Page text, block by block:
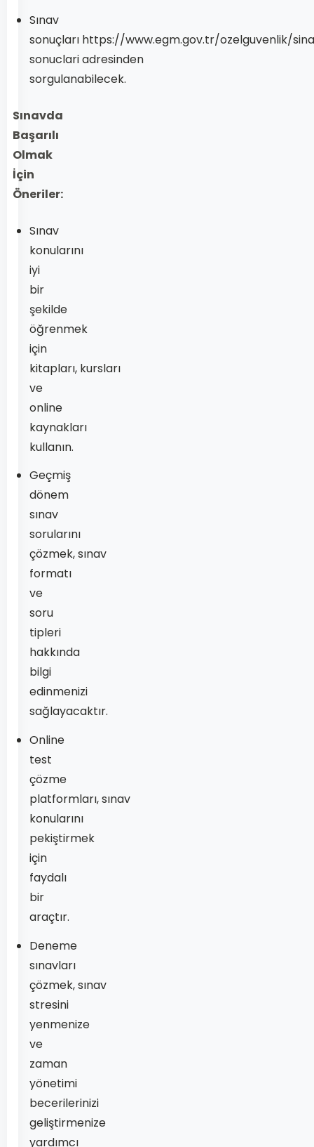
Sınav
sonuçları https://www.egm.gov.tr/ozelguvenlik/
sonuclariadresinden
sorgulanabilecek.
Sınavda
Başarılı
Olmak
İçin
Öneriler:
Sınav
konularını
iyi
bir
şekilde
öğrenmek
için
kitapları, kursları
ve
online
kaynakları
kullanın.
Geçmiş
dönem
sınav
sorularını
çözmek, sınav
formatı
ve
soru
tipleri
hakkında
bilgi
edinmenizi
sağlayacaktır.
Online
test
çözme
platformları, sınav
konularını
pekiştirmek
için
faydalı
bir
araçtır.
Deneme
sınavları
çözmek, sınav
stresini
yenmenize
ve
zaman
yönetimi
becerilerinizi
geliştirmenize
yardımcı